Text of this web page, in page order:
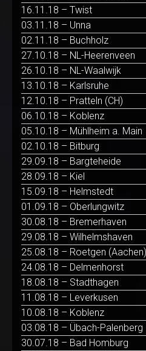
16.11.18 – Twist
03.11.18 – Unna
02.11.18 – Buchholz
27.10.18 – NL-Heerenveen
26.10.18 – NL-Waalwijk
13.10.18 – Karlsruhe
12.10.18 – Pratteln (CH)
06.10.18 – Koblenz
05.10.18 – Mühlheim a. Main
02.10.18 – Bitburg
29.09.18 – Bargteheide
28.09.18 – Kiel
15.09.18 – Helmstedt
01.09.18 – Oberlungwitz
30.08.18 – Bremerhaven
29.08.18 – Wilhelmshaven
25.08.18 – Roetgen (Aachen)
24.08.18 – Delmenhorst
18.08.18 – Stadthagen
11.08.18 – Leverkusen
10.08.18 – Koblenz
03.08.18 – Übach-Palenberg
30.07.18 – Bad Homburg